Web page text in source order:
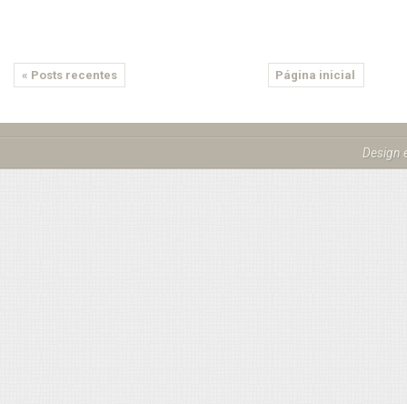
« Posts recentes Página inicial
Design